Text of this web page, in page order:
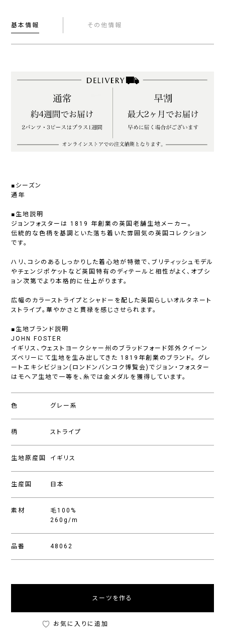
基本情報 その他情報
■シーズン
通年
■生地説明
ジョンフォスターは 1819 年創業の英国老舗生地メーカー。
伝統的な色柄を基調といた落ち着いた雰囲気の英国コレクション
です。
ハリ、コシのあるしっかりした着心地が特徴で、ブリティッシュモデル
やチェンジポケットなど英国特有のディテールと相性がよく、オプシ
ョン次第でより本格的に仕上がります。
広幅のカラーストライプとシャドーを配した英国らしいオルタネート
ストライプ。華やかさと貫禄を感じさせられます。
■生地ブランド説明
JOHN FOSTER
イギリス、ウェストヨークシャー州のブラッドフォード郊外クイーン
ズベリーにて生地を生み出してきた 1819年創業のブランド。 グレ
ートエキシビジョン(ロンドンバンコク博覧会)でジョン・フォスター
はモヘア生地で一等を、糸では金メダルを獲得しています。
色 グレー系
柄 ストライプ
生地原産国 イギリス
生産国 日本
素材
毛100%
260g/m
品番 48062
スーツを作る
お気に入りに追加